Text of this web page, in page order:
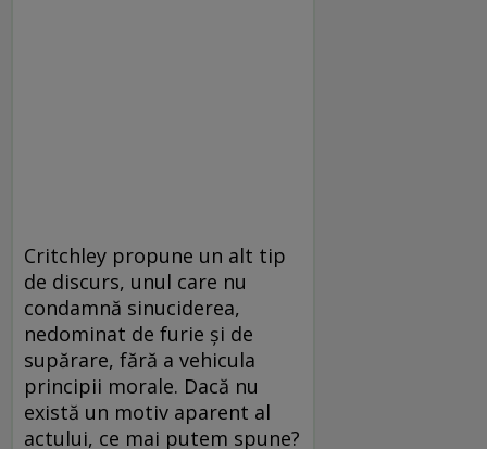
Critchley propune un alt tip
de discurs, unul care nu
condamnă sinuciderea,
nedominat de furie și de
supărare, fără a vehicula
principii morale. Dacă nu
există un motiv aparent al
actului, ce mai putem spune?